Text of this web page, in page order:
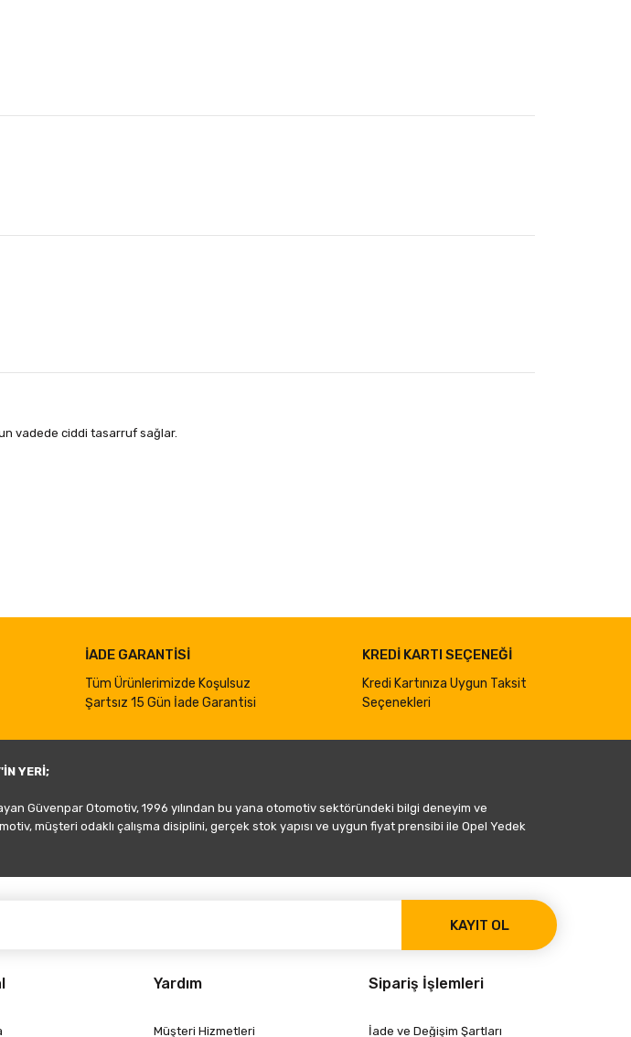
vadede ciddi tasarruf sağlar.
İADE GARANTİSİ
Tüm Ürünlerimizde Koşulsuz
Şartsız 15 Gün İade Garantisi
KREDİ KARTI SEÇENEĞİ
Kredi Kartınıza Uygun Taksit
Seçenekleri
YERİ;
Güvenpar Otomotiv, 1996 yılından bu yana otomotiv sektöründeki bilgi deneyim ve
müşteri odaklı çalışma disiplini, gerçek stok yapısı ve uygun fiyat prensibi ile Opel Yedek
KAYIT OL
Yardım
Müşteri Hizmetleri
Sipariş İşlemleri
İade ve Değişim Şartları